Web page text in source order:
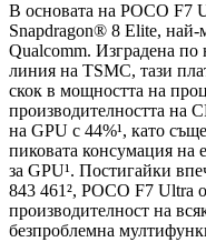
В основата на POCO F7
Snapdragon® 8 Elite, най-
Qualcomm. Изградена по
линия на TSMC, тази
скок в мощността на
производителността на
на GPU с 44%¹, като
пиковата консумация на
за GPU¹. Постигайки
843 461², POCO F7 Ultra
производителност на
безпроблемна